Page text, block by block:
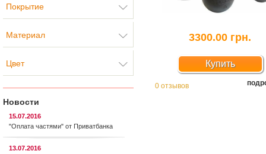
Покрытие
Материал
Цвет
Новости
15.07.2016
"Оплата частями" от Приватбанка
13.07.2016
3300.00 грн.
Купить
0 отзывов